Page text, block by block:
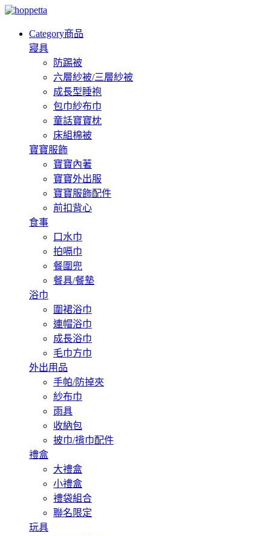
Category商品
寢具
防踢被
六層紗被/三層紗被
成長型睡袍
包巾紗布巾
童話寶寶枕
床組棉被
寶寶服飾
寶寶內著
寶寶外出服
寶寶服飾配件
前扣背心
食事
口水巾
拍嗝巾
餐圍兜
餐具/餐墊
浴巾
圍裙浴巾
連帽浴巾
成長浴巾
毛巾方巾
外出用品
手帕/防掉夾
紗布巾
雨具
收納包
披巾/揹巾配件
禮盒
大禮盒
小禮盒
禮袋組合
聯名限定
玩具